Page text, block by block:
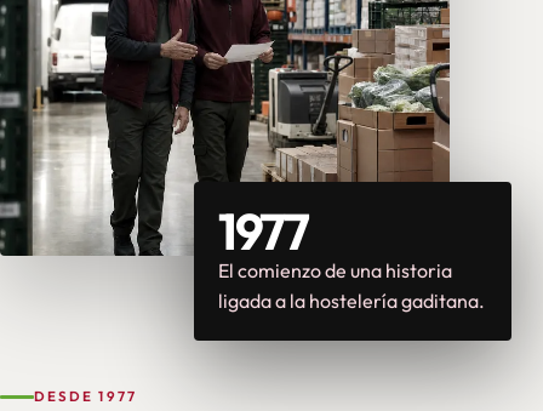
1977
El comienzo de una historia
ligada a la hostelería gaditana.
DESDE 1977